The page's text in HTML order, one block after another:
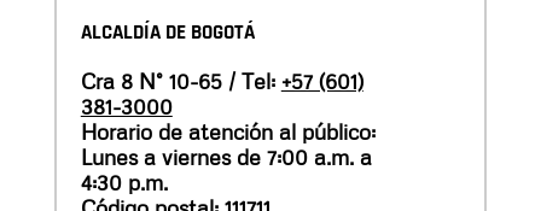
ALCALDÍA DE BOGOTÁ
Cra 8 N° 10-65 / Tel: +57 (601)
381-3000
Horario de atención al público:
Lunes a viernes de 7:00 a.m. a
4:30 p.m.